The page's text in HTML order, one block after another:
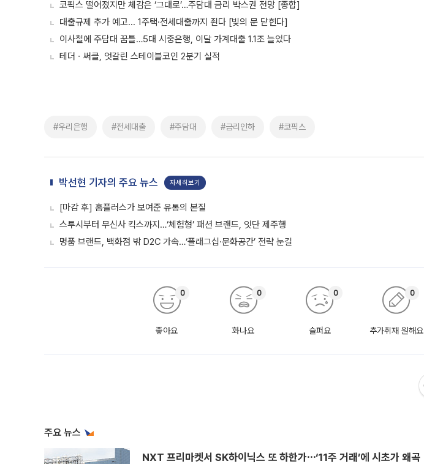
코픽스 떨어졌지만 체감은 ‘그대로’…주담대 금리 박스권 전망 [종합]
대출규제 추가 예고... 1주택·전세대출까지 죈다 [빚의 문 닫힌다]
이사철에 주담대 꿈틀…5대 시중은행, 이달 가계대출 1.1조 늘었다
테더ㆍ써클, 엇갈린 스테이블코인 2분기 실적
#우리은행 #전세대출 #주담대 #금리인하 #코픽스
박선현 기자의 주요 뉴스 자세히보기
[마감 후] 홈플러스가 보여준 유통의 본질
스투시부터 무신사 킥스까지…‘체험형’ 패션 브랜드, 잇단 제주행
명품 브랜드, 백화점 밖 D2C 가속…‘플래그십·문화공간’ 전략 눈길
좋아요
0
화나요
0
슬퍼요
0
추가취재 원해요
0
주요 뉴스
NXT 프리마켓서 SK하이닉스 또 하한가⋯‘11주 거래’에 시초가 왜곡